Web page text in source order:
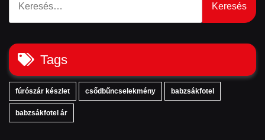
Tags
fúrószár készlet csődbűncselekmény babzsákfotel
babzsákfotel ár